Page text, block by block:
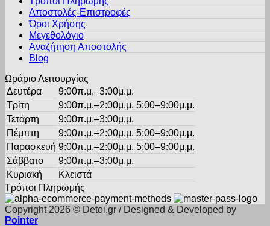
μπορούν
επιλεγούν
σελίδα
Αποστολές-Επιστροφές
Όροι Χρήσης
Μεγεθολόγιο
Αναζήτηση Αποστολής
Blog
Ωράριο Λειτουργίας
Δευτέρα
9:00π.μ.–3:00μ.μ.
Τρίτη
9:00π.μ.–2:00μ.μ. 5:00–9:00μ.μ.
Τετάρτη
9:00π.μ.–3:00μ.μ.
Πέμπτη
9:00π.μ.–2:00μ.μ. 5:00–9:00μ.μ.
Παρασκευή 9:00π.μ.–2:00μ.μ. 5:00–9:00μ.μ.
Σάββατο
9:00π.μ.–3:00μ.μ.
Κυριακή
Κλειστά
Τρόποι Πληρωμής
Copyright 2026 © Detoi.gr / Designed & Developed by
Pointer